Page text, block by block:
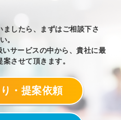
したら、まずはご相談下さ
い。
サービスの中から、貴社に最
させて頂きます。
・提案依頼